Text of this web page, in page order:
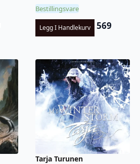
Bestillingsvare
Legg I Handlekurv 569
Tarja Turunen